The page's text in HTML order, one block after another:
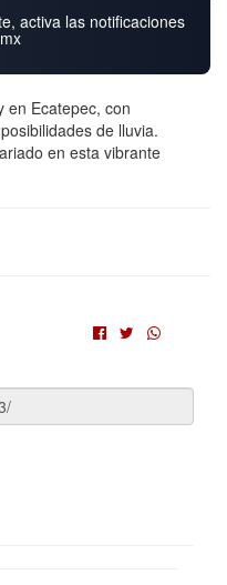
activa las notificaciones
en Ecatepec, con
de lluvia.
en esta vibrante